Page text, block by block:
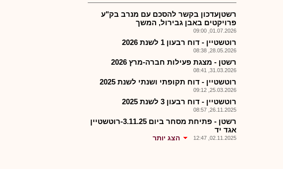
רשטןעדכון בקשר להסכם עם מנרב בק"ע
פרויקטים באבן גבירול, המשך
01.07.2026, 09:00
רוטשטיין - דוח רבעון 1 לשנת 2026
28.05.2026, 08:38
רשטן - מצגת פעילות חברה-מרץ 2026
31.03.2026, 08:41
רוטשטיין - דוח תקופתי ושנתי לשנת 2025
25.03.2026, 09:12
רוטשטיין - דוח רבעון 3 לשנת 2025
26.11.2025, 08:57
רשטן - פתיחת מסחר ביום 3.11.25-רוטשטיין
אגד יד
02.11.2025, 12:47 הצג יותר